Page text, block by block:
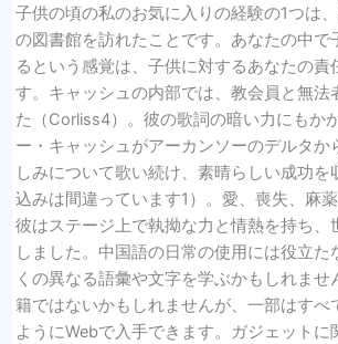
子供の頃の私のお気に入りの経験の1つは
の図書館を訪れたことです。あなたの中で
るという感覚は、子供に対するあなたの責
す。キャッシュの内部では、教会員と無法
た（Corliss4）。彼の歌詞の暗い力にもか
ー・キャッシュがアーカンソーのデルタか
しみについて歌い続け、素晴らしい成功を
込みは間違っています1）。愛、喪失、麻薬
彼はステージ上で執拗な力と情熱を持ち、
しました。中国語の日常の使用には役立た
くの異なる語彙や文字を学ぶかもしれませ
籍ではないかもしれませんが、一部はすべ
ようにWebで入手できます。ガジェットに